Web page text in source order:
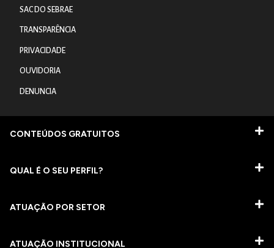
SAC DO SEBRAE
TRANSPARÊNCIA
PRIVACIDADE
OUVIDORIA
DENUNCIA
CONTEÚDOS GRATUITOS
QUAL É O SEU PERFIL?
ATUAÇÃO POR SETOR
ATUAÇÃO INSTITUCIONAL